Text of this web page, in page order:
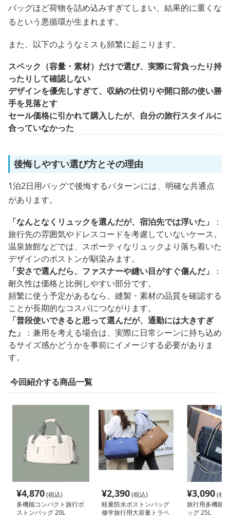
バッグほど荷物を詰め込みすぎてしまい、結果的に重くな
るという悪循環が生まれます。
また、以下のようなミスも頻繁に起こります。
スペック（容量・素材）だけで選び、実際に背負ったり持
ったりして確認しない
デザインを優先しすぎて、収納の仕切りや開口部の使い勝
手を見落とす
セール価格に引かれて購入したが、自分の旅行スタイルに
合っていなかった
後悔しやすい選び方とその理由
1泊2日用バッグで後悔するパターンには、明確な共通点
があります。
「なんとなくリュックを選んだが、宿泊先では浮いた」
：
旅行先の雰囲気やドレスコードを考慮していないケース。
温泉旅館などでは、スポーティなリュックより落ち着いた
デザインのボストンが馴染みます。
「安さで選んだら、ファスナーや縫い目がすぐ傷んだ」
：
耐久性は価格と比例しやすい部分です。
頻繁に使う予定があるなら、縫製・素材の品質を確認する
ことが長期的なコスパにつながります。
「普段使いできると思って選んだが、通勤には大きすぎ
た」
：兼用を考える場合は、実際に日常シーンに持ち込め
るサイズ感かどうかを事前にイメージする必要がありま
す。
今回紹介する商品一覧
¥4,870(税込)
多機能コンパクト旅行ボ
ストンバッグ 20L
¥2,390(税込)
軽量防水ボストンバッグ
修学旅行用大容量トラベ
¥3,090(税
旅行用多機能
ッグ 25L